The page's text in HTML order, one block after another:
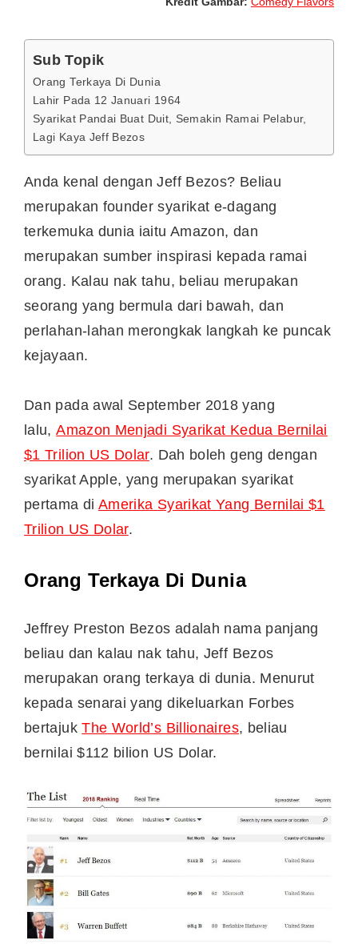
Sub Topik
Orang Terkaya Di Dunia
Lahir Pada 12 Januari 1964
Syarikat Pandai Buat Duit, Semakin Ramai Pelabur,
Lagi Kaya Jeff Bezos
Anda kenal dengan Jeff Bezos? Beliau
merupakan founder syarikat e-dagang
terkemuka dunia iaitu Amazon, dan
merupakan sumber inspirasi kepada ramai
orang. Kalau nak tahu, beliau merupakan
seorang yang bermula dari bawah, dan
perlahan-lahan merongkak langkah ke puncak
kejayaan.
Dan pada awal September 2018 yang
lalu,Amazon Menjadi Syarikat Kedua Bernilai
$1 Trilion US Dolar. Dah boleh geng dengan
syarikat Apple, yang merupakan syarikat
pertama di Amerika Syarikat Yang Bernilai $1
Trilion US Dolar.
Orang Terkaya Di Dunia
Jeffrey Preston Bezos adalah nama panjang
beliau dan kalau nak tahu, Jeff Bezos
merupakan orang terkaya di dunia. Menurut
kepada senarai yang dikeluarkan Forbes
bertajukThe World’s Billionaires, beliau
bernilai $112 bilion US Dolar.